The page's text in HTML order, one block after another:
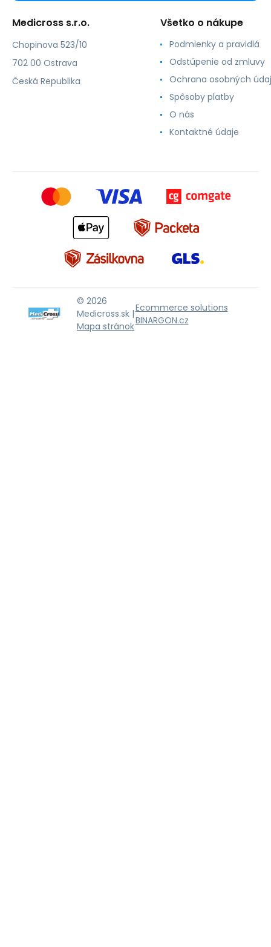
Medicross s.r.o.
Chopinova 523/10
702 00 Ostrava
Česká Republika
Všetko o nákupe
Podmienky a pravidlá
Odstúpenie od zmluvy
Ochrana osobných
Spôsoby platby
O nás
Kontaktné údaje
© 2026
Medicross.sk |
Mapa stránok
Ecommerce solutions
BINARGON.cz